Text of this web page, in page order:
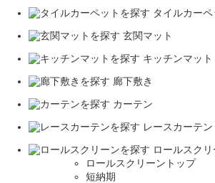
タイルカーペ
玄関マット
キッチンマット
廊下敷き
カーテン
レースカーテン
ロールスクリ
ロールスクリーントップ
短納期